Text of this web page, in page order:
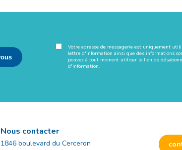
Votre adresse de messagerie est uniquement
lettre d'information ainsi que des informations
pouvez à tout moment utiliser le lien de
d'information.
Nous contacter
1846 boulevard du Cerceron